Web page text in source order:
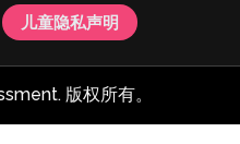
儿童隐私声明
版权所有。